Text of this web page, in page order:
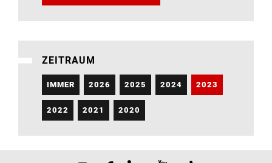
ZEITRAUM
IMMER 2026 2025 2024 2023
2022 2021 2020